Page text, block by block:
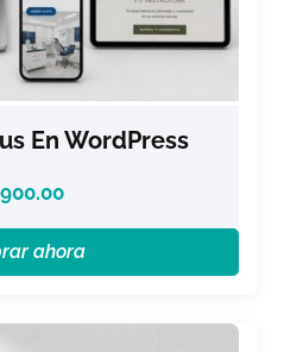
En WordPress
ahora